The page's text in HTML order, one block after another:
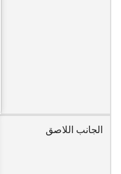
الجانب اللاصق